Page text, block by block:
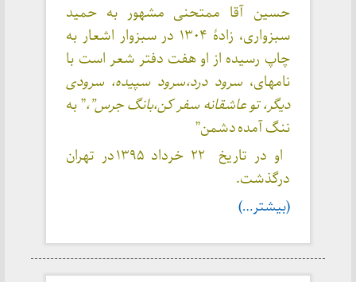
حسین آقا ممتحنی مشهور به حمید
سبزواری، زادهٔ ۱۳۰۴ در سبزوار اشعار به
چاپ رسیده از او هفت دفتر شعر است با
نامهای،سرود درد،سرود سپیده، سرودی
دیگر،تو عاشقانه سفر کن،بانگ جرس”،” به
ننگ آمده دشمن”
او در تاریخ ۲۲ خرداد ۱۳۹۵ در تهران
درگذشت.
(بیشتر…)